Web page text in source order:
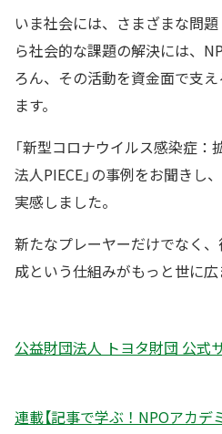
いま社会には、さまざまな問
ら社会的な課題の解決には、
ろん、その活動を資金面で支
ます。
「新型コロナウイルス感染症：
法人PIECE」の事例をお聞きし
実感しました。
新たなプレーヤーだけでなく
成という仕組みがもっと世に広
公益財団法人 トヨタ財団 公式
連載【記事で学ぶ！NPOアカデ